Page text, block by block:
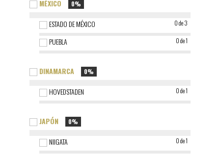
MÉXICO 0%
ESTADO DE MÉXICO 0 de 3
PUEBLA 0 de 1
DINAMARCA 0%
HOVEDSTADEN 0 de 1
JAPÓN 0%
NIIGATA 0 de 1